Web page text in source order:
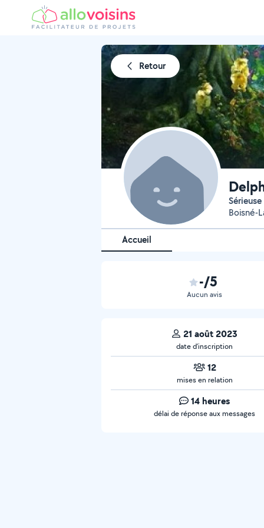
Retour
Boisné-
Accueil
-/5
Aucun avis
21 août 2023
date d’inscription
12
mises en relation
14 heures
délai de réponse aux messages